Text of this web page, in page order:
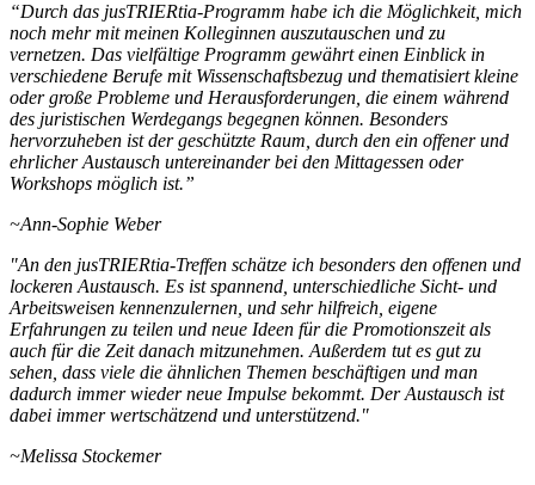
“Durch das jusTRIERtia-Programm habe ich die Möglichkeit, mich
noch mehr mit meinen Kolleginnen auszutauschen und zu
vernetzen. Das vielfältige Programm gewährt einen Einblick in
verschiedene Berufe mit Wissenschaftsbezug und thematisiert kleine
oder große Probleme und Herausforderungen, die einem während
des juristischen Werdegangs begegnen können. Besonders
hervorzuheben ist der geschützte Raum, durch den ein offener und
ehrlicher Austausch untereinander bei den Mittagessen oder
Workshops möglich ist.”
~Ann-Sophie Weber
"An den jusTRIERtia-Treffen schätze ich besonders den offenen und
lockeren Austausch. Es ist spannend, unterschiedliche Sicht- und
Arbeitsweisen kennenzulernen, und sehr hilfreich, eigene
Erfahrungen zu teilen und neue Ideen für die Promotionszeit als
auch für die Zeit danach mitzunehmen. Außerdem tut es gut zu
sehen, dass viele die ähnlichen Themen beschäftigen und man
dadurch immer wieder neue Impulse bekommt. Der Austausch ist
dabei immer wertschätzend und unterstützend."
~Melissa Stockemer